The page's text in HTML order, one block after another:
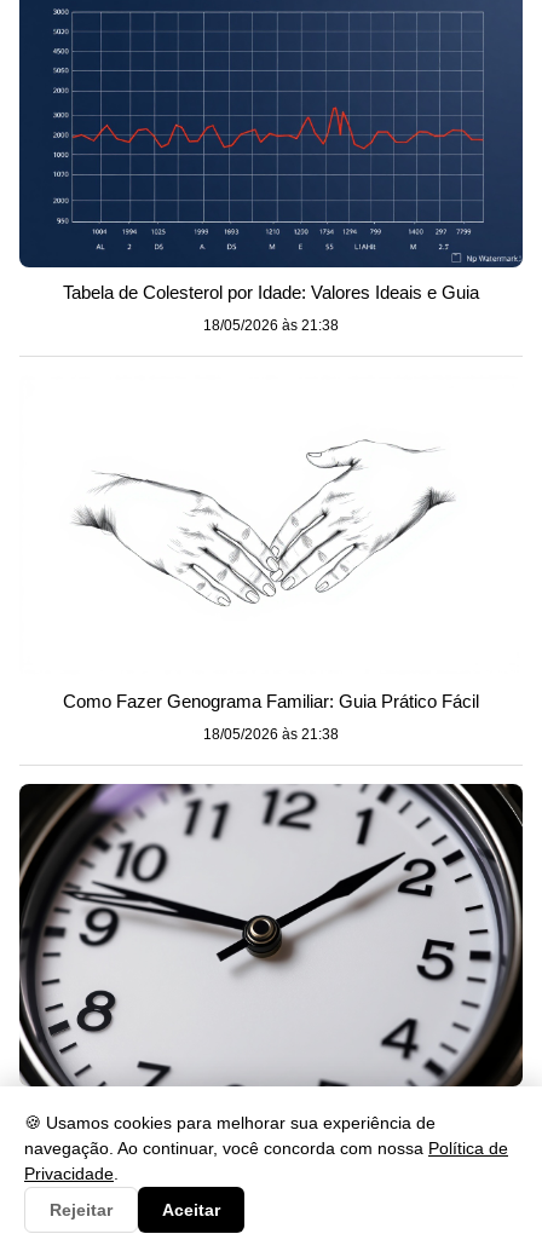
🍪 Usamos cookies para melhorar sua experiência de
navegação. Ao continuar, você concorda com nossa Política de
Privacidade
Rejeitar
Aceitar
Tabela de Colesterol por Idade: Valores Ideais e Guia
18/05/2026 às 21:38
Como Fazer Genograma Familiar: Guia Prático Fácil
18/05/2026 às 21:38
18/05/2026 às 21:38